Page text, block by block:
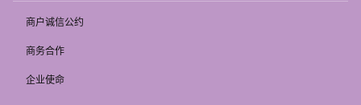
商户诚信公约
商务合作
企业使命